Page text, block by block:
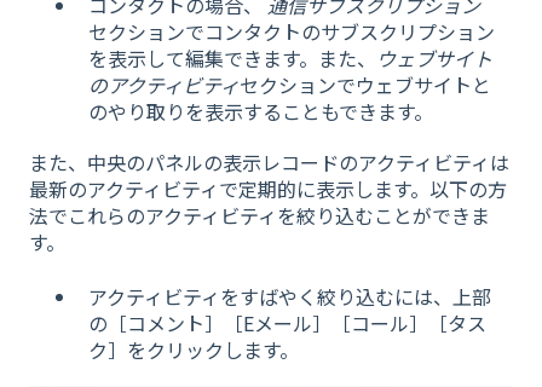
セクションでコンタクトのサブスクリプション
を表示して編集できます。また、 ウェブサイト
のアクティビティセクションでウェブサイトと
のやり取りを表示することもできます。
また、中央のパネルの表示レコードのアクティビティは
最新のアクティビティで定期的に表示します。以下の方
法でこれらのアクティビティを絞り込むことができま
す。
アクティビティをすばやく絞り込むには、上部
の［コメント］［Eメール］［コール］［タス
ク］をクリックします。